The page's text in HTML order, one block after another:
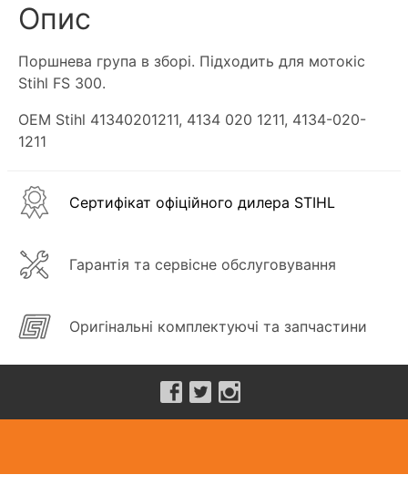
Опис
Поршнева група в зборі. Підходить для мотокіс
Stihl FS 300.
OEM Stihl 41340201211, 4134 020 1211, 4134-020-
1211
Сертифікат офіційного дилера STIHL
Гарантія та сервісне обслуговування
Оригінальні комплектуючі та запчастини